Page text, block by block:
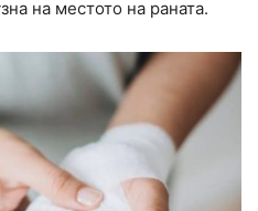
на местото на раната.